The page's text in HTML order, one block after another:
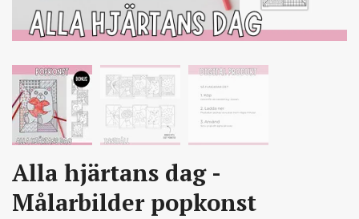
Alla hjärtans dag -
Målarbilder popkonst